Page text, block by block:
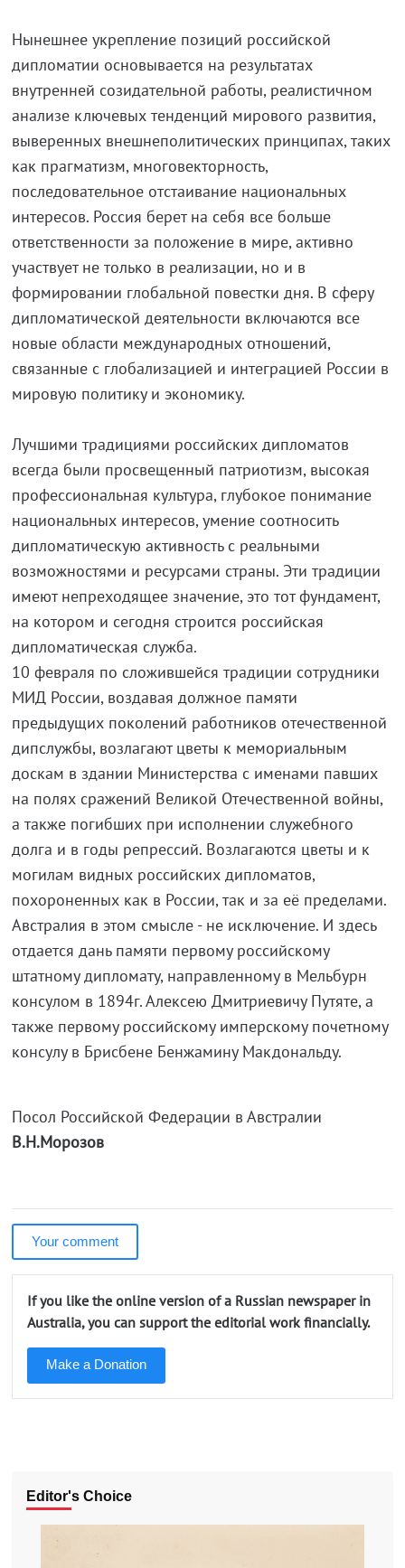
Нынешнее укрепление позиций российской
дипломатии основывается на результатах
внутренней созидательной работы, реалистичном
анализе ключевых тенденций мирового развития,
выверенных внешнеполитических принципах, таких
как прагматизм, многовекторность,
последовательное отстаивание национальных
интересов. Россия берет на себя все больше
ответственности за положение в мире, активно
участвует не только в реализации, но и в
формировании глобальной повестки дня. В сферу
дипломатической деятельности включаются все
новые области международных отношений,
связанные с глобализацией и интеграцией России в
мировую политику и экономику.
Лучшими традициями российских дипломатов
всегда были просвещенный патриотизм, высокая
профессиональная культура, глубокое понимание
национальных интересов, умение соотносить
дипломатическую активность с реальными
возможностями и ресурсами страны. Эти традиции
имеют непреходящее значение, это тот фундамент,
на котором и сегодня строится российская
дипломатическая служба.
10 февраля по сложившейся традиции сотрудники
МИД России, воздавая должное памяти
предыдущих поколений работников отечественной
дипслужбы, возлагают цветы к мемориальным
доскам в здании Министерства с именами павших
на полях сражений Великой Отечественной войны,
а также погибших при исполнении служебного
долга и в годы репрессий. Возлагаются цветы и к
могилам видных российских дипломатов,
похороненных как в России, так и за её пределами.
Австралия в этом смысле - не исключение. И здесь
отдается дань памяти первому российскому
штатному дипломату, направленному в Мельбурн
консулом в 1894г. Алексею Дмитриевичу Путяте, а
также первому российскому имперскому почетному
консулу в Брисбене Бенжамину Макдональду.
Посол Российской Федерации в Австралии
В.Н.Морозов
Your comment
If you like the online version of a Russian newspaper in
Australia, you can support the editorial work financially.
Make a Donation
Editor's Choice